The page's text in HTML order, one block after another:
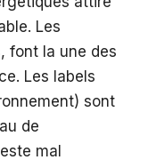
Les
font la une des
Les labels
sont
de
mal